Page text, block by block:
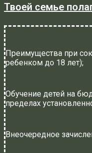
Твоей семье
Преимущества при
ребенком до 18 лет);
Обучение детей на
пределах
Внеочередное